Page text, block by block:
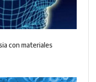
con materiales